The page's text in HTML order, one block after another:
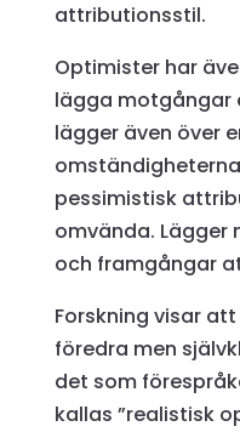
attributionsstil.
Optimister har
lägga motgångar
lägger även över
pessimistisk
omvända. Lägger
och framgångar
Forskning visar
föredra men
det som
kallas ”realistisk